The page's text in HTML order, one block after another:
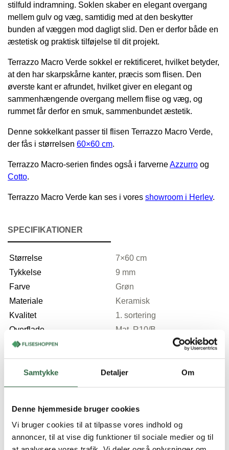
Samtykke Detaljer Om
Denne hjemmeside bruger cookies
Vi bruger cookies til at tilpasse vores indhold og
annoncer, til at vise dig funktioner til sociale medier og til
stilfuld indramning. Soklen skaber en elegant overgang
mellem gulv og væg, samtidig med at den beskytter
bunden af væggen mod dagligt slid. Den er derfor både en
æstetisk og praktisk tilføjelse til dit projekt.
Terrazzo Macro Verde sokkel er rektificeret, hvilket betyder,
at den har skarpskårne kanter, præcis som flisen. Den
øverste kant er afrundet, hvilket giver en elegant og
sammenhængende overgang mellem flise og væg, og
rummet får derfor en smuk, sammenbundet æstetik.
Denne sokkelkant passer til flisen Terrazzo Macro Verde,
der fås i størrelsen 60×60 cm.
Terrazzo Macro-serien findes også i farverneAzzurro og
Cotto.
Terrazzo Macro Verde kan ses i vores showroom i Herlev.
SPECIFIKATIONER
Størrelse
7×60 cm
Tykkelse
9 mm
Farve
Grøn
Materiale
Keramisk
Kvalitet
1. sortering
Overflade
Mat, R10/B
Kanter
Skarpskåret (rektificeret)
Velegnet til
Sokkelkant i hele huset
Slidstyrke
5
Du kunne også være interesseret i…